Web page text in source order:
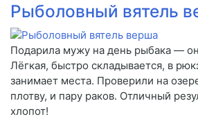
Рыболовный вятель
Подарила мужу на день рыбака —
Лёгкая, быстро складывается, в
занимает места. Проверили на
плотву, и пару раков. Отличный
хлопот!